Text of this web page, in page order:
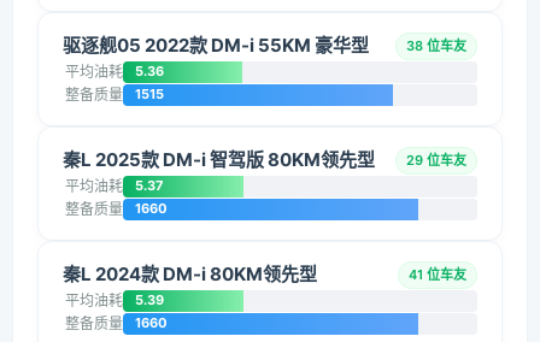
驱逐舰05 2022款 DM-i 55KM 豪华型 38 位车友
平均油耗 5.36
整备质量 1515
秦L 2025款 DM-i 智驾版 80KM领先型 29 位车友
平均油耗 5.37
整备质量 1660
秦L 2024款 DM-i 80KM领先型 41 位车友
平均油耗 5.39
整备质量 1660